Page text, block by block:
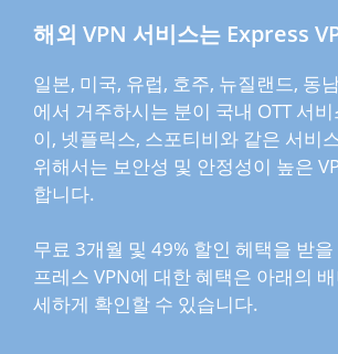
해외 VPN 서비스는 Express
일본, 미국, 유럽, 호주, 뉴질랜드, 동
에서 거주하시는 분이 국내 OTT 서
이, 넷플릭스, 스포티비와 같은 서비
위해서는 보안성 및 안정성이 높은
합니다.
무료 3개월 및 49% 할인 헤택을 받을
프레스 VPN에 대한 혜택은 아래의
세하게 확인할 수 있습니다.